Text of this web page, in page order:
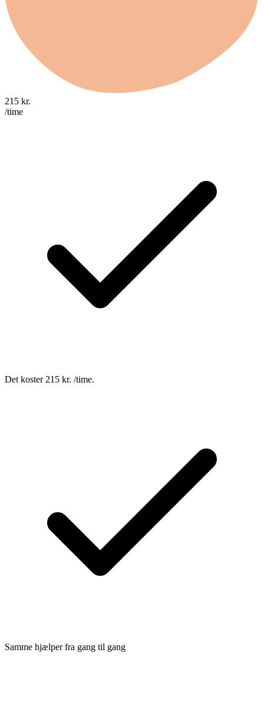
215 kr.
/time
Det koster 215 kr. /time.
Samme hjælper fra gang til gang